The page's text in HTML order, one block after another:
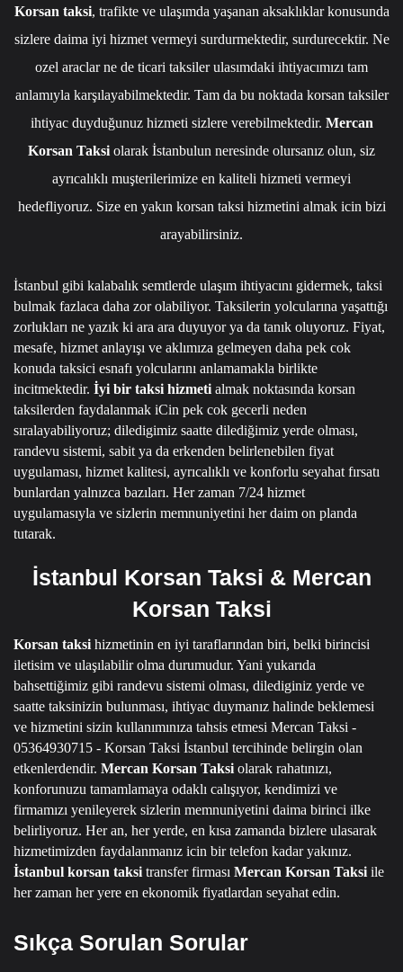
Korsan taksi, trafikte ve ulaşımda yaşanan aksaklıklar konusunda
sizlere daima iyi hizmet vermeyi surdurmektedir, surdurecektir. Ne
ozel araclar ne de ticari taksiler ulasımdaki ihtiyacımızı tam
anlamıyla karşılayabilmektedir. Tam da bu noktada korsan taksiler
ihtiyac duyduğunuz hizmeti sizlere verebilmektedir. Mercan
Korsan Taksi olarak İstanbulun neresinde olursanız olun, siz
ayrıcalıklı muşterilerimize en kaliteli hizmeti vermeyi
hedefliyoruz. Size en yakın korsan taksi hizmetini almak icin bizi
arayabilirsiniz.
İstanbul gibi kalabalık semtlerde ulaşım ihtiyacını gidermek, taksi
bulmak fazlaca daha zor olabiliyor. Taksilerin yolcularına yaşattığı
zorlukları ne yazık ki ara ara duyuyor ya da tanık oluyoruz. Fiyat,
mesafe, hizmet anlayışı ve aklımıza gelmeyen daha pek cok
konuda taksici esnafı yolcularını anlamamakla birlikte
incitmektedir. İyi bir taksi hizmeti almak noktasında korsan
taksilerden faydalanmak iCin pek cok gecerli neden
sıralayabiliyoruz; diledigimiz saatte dilediğimiz yerde olması,
randevu sistemi, sabit ya da erkenden belirlenebilen fiyat
uygulaması, hizmet kalitesi, ayrıcalıklı ve konforlu seyahat fırsatı
bunlardan yalnızca bazıları. Her zaman 7/24 hizmet
uygulamasıyla ve sizlerin memnuniyetini her daim on planda
tutarak.
İstanbul Korsan Taksi & Mercan
Korsan Taksi
Korsan taksi hizmetinin en iyi taraflarından biri, belki birincisi
iletisim ve ulaşılabilir olma durumudur. Yani yukarıda
bahsettiğimiz gibi randevu sistemi olması, dilediginiz yerde ve
saatte taksinizin bulunması, ihtiyac duymanız halinde beklemesi
ve hizmetini sizin kullanımınıza tahsis etmesi Mercan Taksi -
05364930715 - Korsan Taksi İstanbul tercihinde belirgin olan
etkenlerdendir. Mercan Korsan Taksi olarak rahatınızı,
konforunuzu tamamlamaya odaklı calışıyor, kendimizi ve
firmamızı yenileyerek sizlerin memnuniyetini daima birinci ilke
belirliyoruz. Her an, her yerde, en kısa zamanda bizlere ulasarak
hizmetimizden faydalanmanız icin bir telefon kadar yakınız.
İstanbul korsan taksi transfer firması Mercan Korsan Taksi ile
her zaman her yere en ekonomik fiyatlardan seyahat edin.
Sıkça Sorulan Sorular